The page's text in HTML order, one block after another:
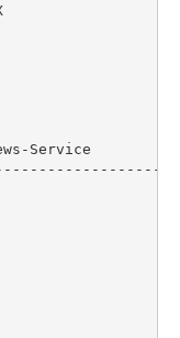
Service